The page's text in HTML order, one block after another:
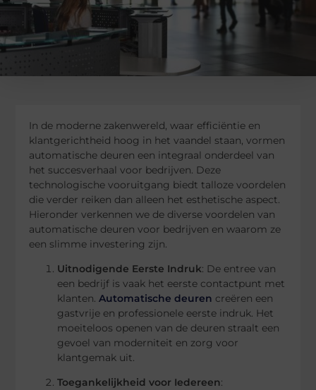
In de moderne zakenwereld, waar efficiëntie en
klantgerichtheid hoog in het vaandel staan, vormen
automatische deuren een integraal onderdeel van
het succesverhaal voor bedrijven. Deze
technologische vooruitgang biedt talloze voordelen
die verder reiken dan alleen het esthetische aspect.
Hieronder verkennen we de diverse voordelen van
automatische deuren voor bedrijven en waarom ze
een slimme investering zijn.
Uitnodigende Eerste Indruk: De entree van
een bedrijf is vaak het eerste contactpunt met
klanten.Automatische deuren creëren een
gastvrije en professionele eerste indruk. Het
moeiteloos openen van de deuren straalt een
gevoel van moderniteit en zorg voor
klantgemak uit.
Toegankelijkheid voor Iedereen: